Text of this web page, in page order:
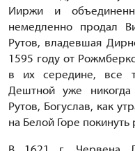
Ииржи и
немедленно продал
Рутов, владевшая
1595 году от
в их середине, все
Дештной уже
Рутов, Богуслав, как
на Белой Горе покинуть